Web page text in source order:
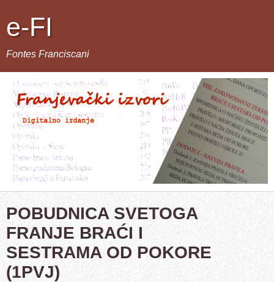
e-FI
Fontes Franciscani
POBUDNICA SVETOGA
FRANJE BRAĆI I
SESTRAMA OD POKORE
(1PVJ)